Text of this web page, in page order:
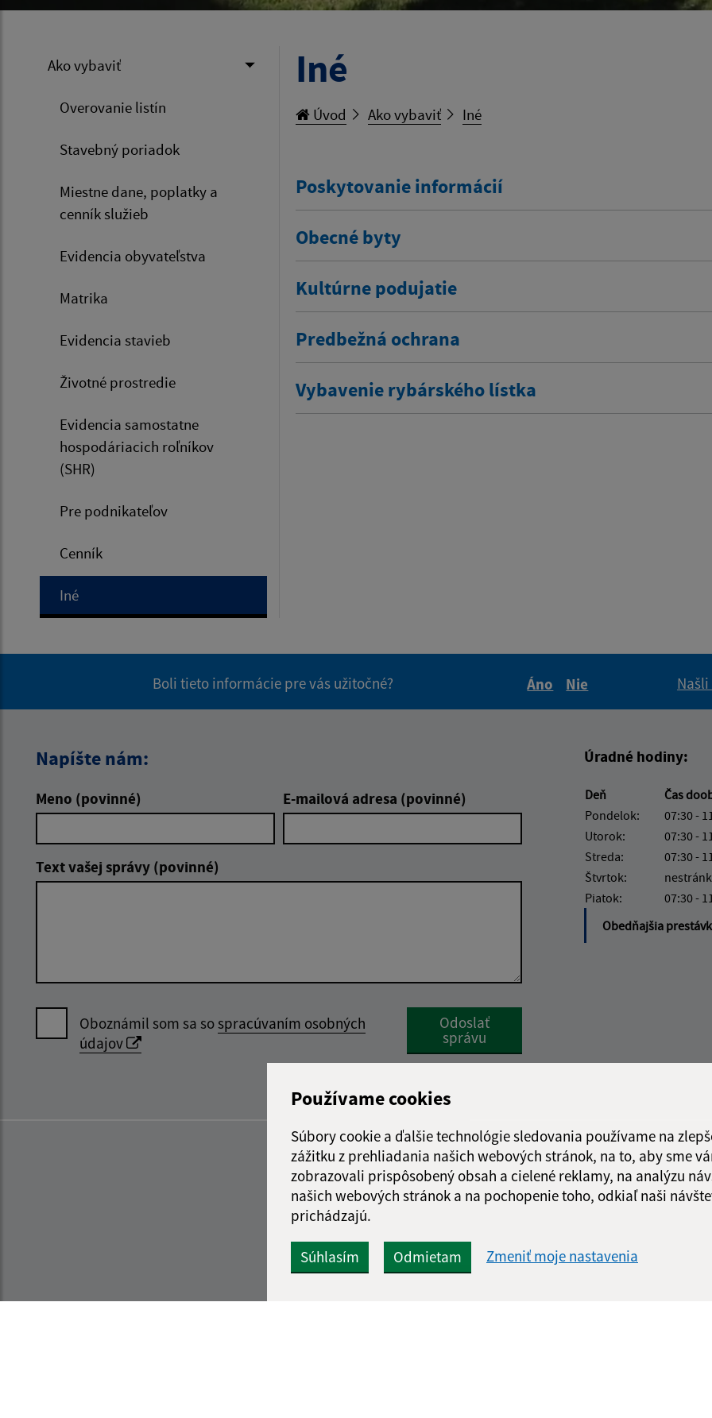
Používame cookies
Súbory cookie a ďalšie technológie sledovania používame na
zážitku z prehliadania našich webových stránok, na to, aby sme
zobrazovali prispôsobený obsah a cielené reklamy, na analýzu
našich webových stránok a na pochopenie toho, odkiaľ naši
prichádzajú.
Súhlasím Odmietam Zmeniť moje nastavenia
Ako vybaviť
Overovanie listín
Stavebný poriadok
Miestne dane, poplatky a
cenník služieb
Evidencia obyvateľstva
Matrika
Evidencia stavieb
Životné prostredie
Evidencia samostatne
hospodáriacich roľníkov
(SHR)
Pre podnikateľov
Cenník
Iné
Iné
Úvod Ako vybaviť Iné
Poskytovanie informácií
Obecné byty
Kultúrne podujatie
Predbežná ochrana
Vybavenie rybárského lístka
Boli tieto informácie pre vás užitočné?
Áno
Nie
Napíšte nám:
Meno (povinné) E-mailová adresa (povinné)
Text vašej správy (povinné)
Oboznámil som sa sospracúvaním osobných
údajov
Google reCaptcha Response
Odoslať
správu
Úradné hodiny:
Deň Čas
Pondelok:
07:30 -
Utorok:
07:30 -
Streda:
07:30 -
Štvrtok:
Piatok:
07:30 -
Obedňajšia